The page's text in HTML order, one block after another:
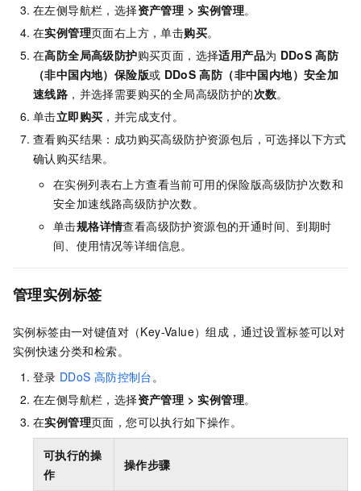
在左侧导航栏，选择资产管理 >实例管理。
在实例管理页面右上方，单击购买。
在高防全局高级防护购买页面，选择适用产品为 DDoS 高防
（非中国内地）保险版或 DDoS 高防（非中国内地）安全加
速线路 ，并选择需要购买的全局高级防护的次数。
单击立即购买 ，并完成支付。
查看购买结果：成功购买高级防护资源包后，可选择以下方式
确认购买结果。
在实例列表右上方查看当前可用的保险版高级防护次数和
安全加速线路高级防护次数。
单击规格详情查看高级防护资源包的开通时间、到期时
间、使用情况等详细信息。
管理实例标签
实例标签由一对键值对（Key-Value）组成，通过设置标签可以对
实例快速分类和检索。
登录 DDoS 高防控制台 。
在左侧导航栏，选择资产管理 >实例管理。
在实例管理页面，您可以执行如下操作。
可执行的操
作
操作步骤